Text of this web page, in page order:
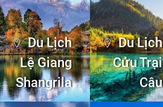
Du Lịch
Lệ Giang
Shangrila
Du Lịch
Cửu Trại
Câu